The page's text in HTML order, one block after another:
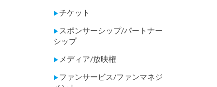
▶チケット
▶ スポンサーシップ/パートナー
シップ
▶ メディア/放映権
▶ ファンサービス/ファンマネジ